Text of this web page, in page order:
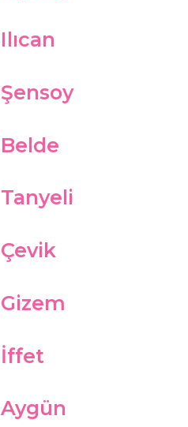
Ilıcan
Şensoy
Belde
Tanyeli
Çevik
Gizem
İffet
Aygün